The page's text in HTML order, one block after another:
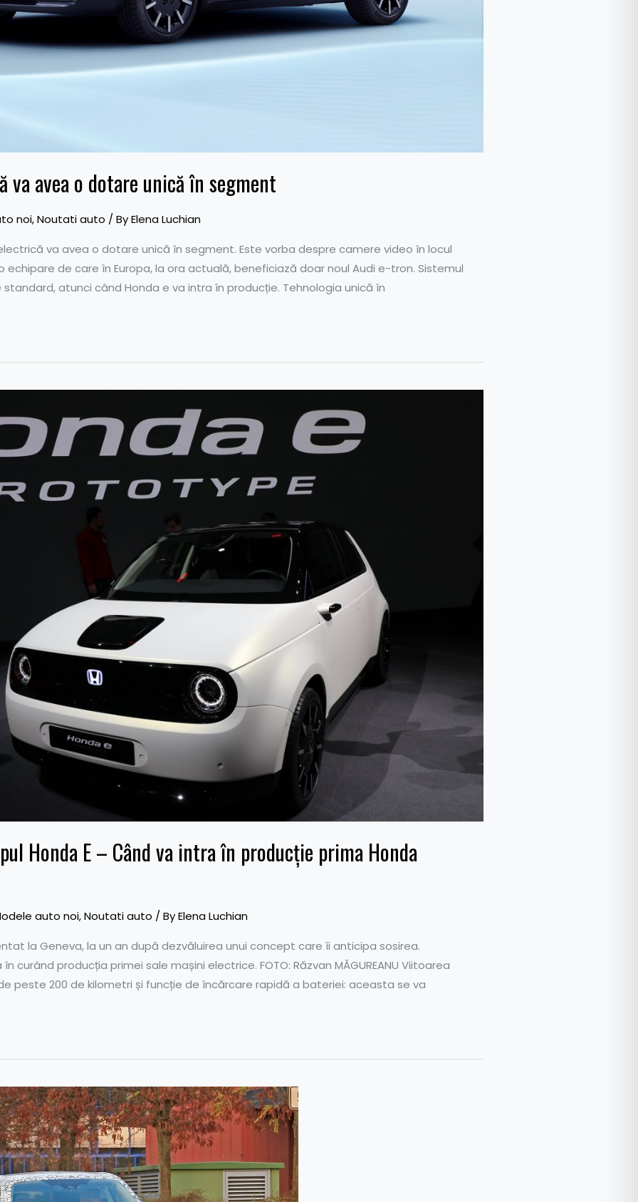
va avea o dotare unică în segment
noi,Noutati auto / ByElena Luchian
va avea o dotare unică în segment. Este vorba despre camere video în locul
echipare de care în Europa, la ora actuală, beneficiază doar noul Audi e-tron. Sistemul
atunci când Honda e va intra în producție. Tehnologia unică în
Honda E – Când va intra în producție prima Honda
auto noi,Noutati auto / ByElena Luchian
la Geneva, la un an după dezvăluirea unui concept care îi anticipa sosirea.
curând producția primei sale mașini electrice. FOTO: Răzvan MĂGUREANU Viitoarea
peste 200 de kilometri și funcție de încărcare rapidă a bateriei: aceasta se va